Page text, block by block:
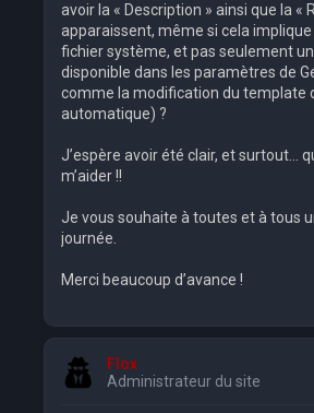
avoir la « Description » ainsi que la «
apparaissent, même si cela
fichier système, et pas seulement
disponible dans les paramètres de
comme la modification du template
automatique) ?
J’espère avoir été clair, et surtout…
m’aider !!
Je vous souhaite à toutes et à tous
journée.
Merci beaucoup d’avance !
Flox
Administrateur du site